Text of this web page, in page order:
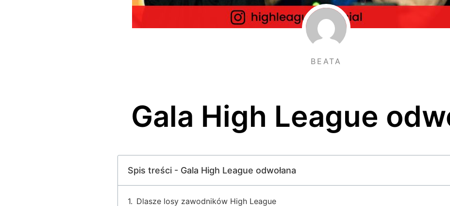
BEATA
Gala High League
Spis treści - Gala High League odwołana
Dlasze losy zawodników High League